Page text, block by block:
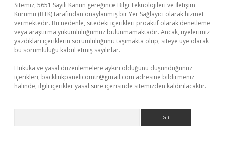
Sitemiz, 5651 Sayılı Kanun gereğince Bilgi Teknolojileri ve İletişim
Kurumu (BTK) tarafından onaylanmış bir Yer Sağlayıcı olarak hizmet
vermektedir. Bu nedenle, sitedeki içerikleri proaktif olarak denetleme
veya araştırma yükümlülüğümüz bulunmamaktadır. Ancak, üyelerimiz
yazdıkları içeriklerin sorumluluğunu taşımakta olup, siteye üye olarak
bu sorumluluğu kabul etmiş sayılırlar.
Hukuka ve yasal düzenlemelere aykırı olduğunu düşündüğünüz
içerikleri, backlinkpanelicomtr@gmail.com adresine bildirmeniz
halinde, ilgili içerikler yasal süre içerisinde sitemizden kaldırılacaktır.